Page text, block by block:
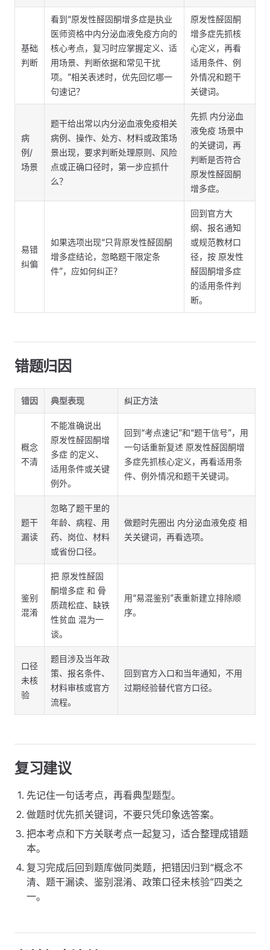
基础
判断
看到“原发性醛固酮增多症是执业
医师资格中内分泌血液免疫方向的
核心考点，复习时应掌握定义、适
用场景、判断依据和常见干扰
项。”相关表述时，优先回忆哪一
句速记？
原发性醛固酮
增多症先抓核
心定义，再看
适用条件、例
外情况和题干
关键词。
病
例/
场景
题干给出常以内分泌血液免疫相关
病例、操作、处方、材料或政策场
景出现，要求判断处理原则、风险
点或正确口径时，第一步应抓什
么？
先抓 内分泌血
液免疫 场景中
的关键词，再
判断是否符合
原发性醛固酮
增多症。
易错
纠偏
如果选项出现“只背原发性醛固酮
增多症结论，忽略题干限定条
件”，应如何纠正？
回到官方大
纲、报名通知
或规范教材口
径，按 原发性
醛固酮增多症
的适用条件判
断。
错题归因
错因 典型表现 纠正方法
概念
不清
不能准确说出
原发性醛固酮增
多症 的定义、
适用条件或关键
例外。
回到“考点速记”和“题干信号”，用
一句话重新复述 原发性醛固酮增
多症先抓核心定义，再看适用条
件、例外情况和题干关键词。
题干
漏读
忽略了题干里的
年龄、病程、用
药、岗位、材料
或省份口径。
做题时先圈出 内分泌血液免疫 相
关关键词，再看选项。
鉴别
混淆
把 原发性醛固
酮增多症 和 骨
质疏松症、缺铁
性贫血 混为一
谈。
用“易混鉴别”表重新建立排除顺
序。
口径
未核
验
题目涉及当年政
策、报名条件、
材料审核或官方
流程。
回到官方入口和当年通知，不用
过期经验替代官方口径。
复习建议
先记住一句话考点，再看典型题型。
做题时优先抓关键词，不要只凭印象选答案。
把本考点和下方关联考点一起复习，适合整理成错题
本。
复习完成后回到题库做同类题，把错因归到“概念不
清、题干漏读、鉴别混淆、政策口径未核验”四类之
一。